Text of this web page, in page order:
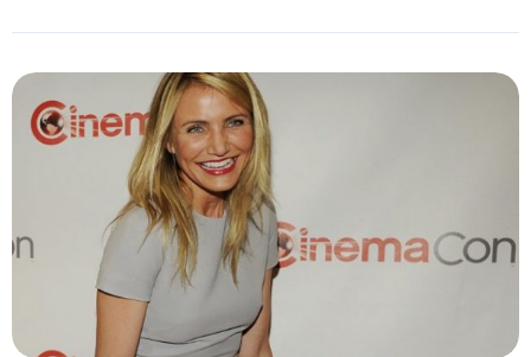
се
пензионира
од
актерството